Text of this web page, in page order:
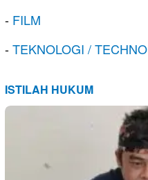
- FILM
-TEKNOLOGI / TECHNO
ISTILAH HUKUM